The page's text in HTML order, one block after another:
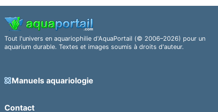
Tout l'univers en aquariophilie d'AquaPortail (© 2006–2026) pour un
aquarium durable. Textes et images soumis à droits d'auteur.
Manuels aquariologie
Contact